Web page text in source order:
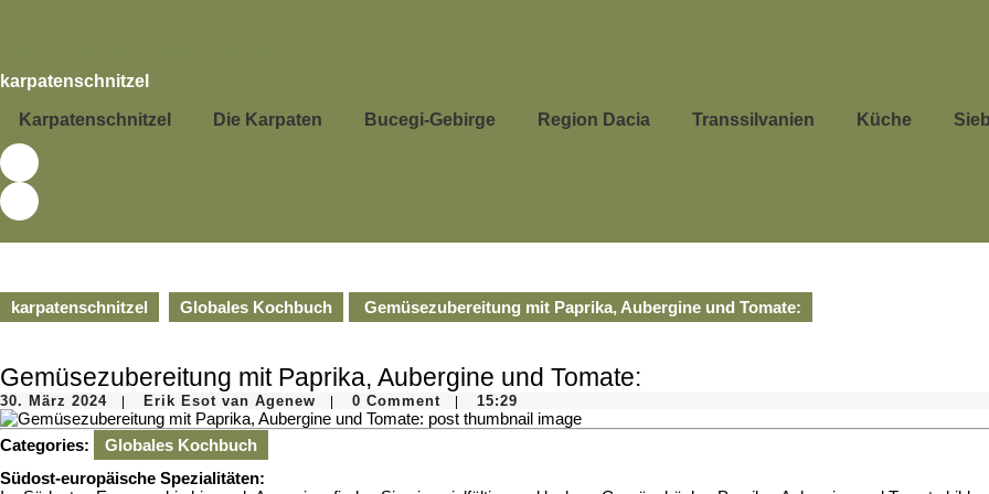
karpatenschnitzel
Karpatenschnitzel Die Karpaten Bucegi-Gebirge Region Dacia Transsilvanien Küche
karpatenschnitzel Globales Kochbuch Gemüsezubereitung mit Paprika, Aubergine und Tomate:
Gemüsezubereitung mit Paprika, Aubergine und Tomate:
30. März 202430.
März
2024
Erik Esot van AgenewErik
Esot
van
0 Comment 15:29
Categories:
Globales Kochbuch
Südost-europäische Spezialitäten: